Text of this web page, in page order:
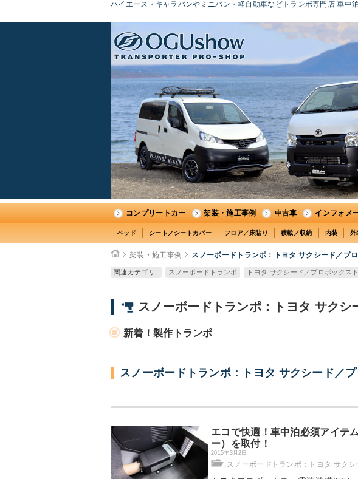
ハイエース・キャラバンやミニバン・軽自動車などトランポ専門店 車中
コンプリートカー 架装・施工事例 中古車 インフォメ
ベッド シート／シートカバー フロア／床貼り 積載／収納 内装 外
架装・施工事例 スノーボードトランポ：トヨタ サクシード／プ
関連カテゴリ : スノーボードトランポ トヨタ サクシード／プロボックス
スノーボードトランポ：トヨタ サクシ
新着！製作トランポ
スノーボードトランポ：トヨタ サクシード／
エコで快適！車中泊必須アイテ
ー）を取付！
2015年3月2日
スノーボードトランポ：トヨタ サク